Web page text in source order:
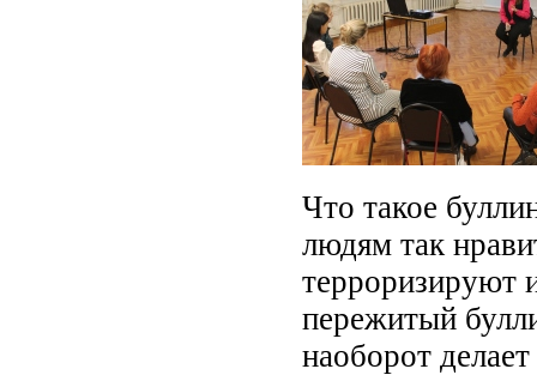
Что такое
людям так
терроризируют
пережитый
наоборот